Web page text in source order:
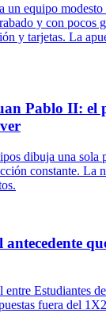
un equipo
y con pocos
y tarjetas. La
Pablo II: el
dibuja una sola
constante. La
entre Estudiantes
fuera del